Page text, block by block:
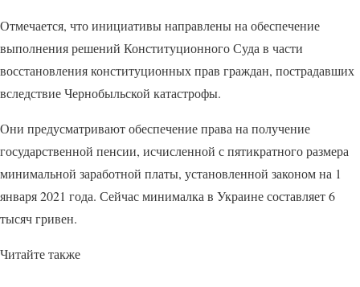
Отмечается, что инициативы направлены на обеспечение
выполнения решений Конституционного Суда в части
восстановления конституционных прав граждан, пострадавших
вследствие Чернобыльской катастрофы.
Они предусматривают обеспечение права на получение
государственной пенсии, исчисленной с пятикратного размера
минимальной заработной платы, установленной законом на 1
января 2021 года. Сейчас минималка в Украине составляет 6
тысяч гривен.
Читайте также